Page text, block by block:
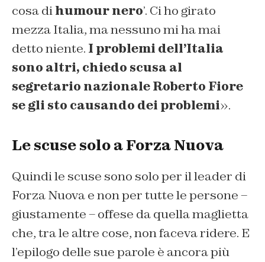
cosa dihumour nero’. Ci ho girato
mezza Italia, ma nessuno mi ha mai
detto niente. I problemi dell’Italia
sono altri, chiedo scusa al
segretario nazionale Roberto Fiore
se gli sto causando dei problemi».
Le scuse solo a Forza Nuova
Quindi le scuse sono solo per il leader di
Forza Nuova e non per tutte le persone –
giustamente – offese da quella maglietta
che, tra le altre cose, non faceva ridere. E
l’epilogo delle sue parole è ancora più